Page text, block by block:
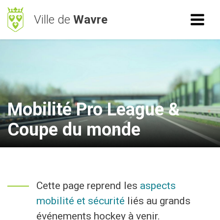
Ville de Wavre
BetterStreet
Déchets
Horaires
Vie Communale
Vivre à Wavre
Mobilité Pro League &
Coupe du monde
Cette page reprend les aspects
mobilité et sécurité liés au grands
événements hockey à venir.